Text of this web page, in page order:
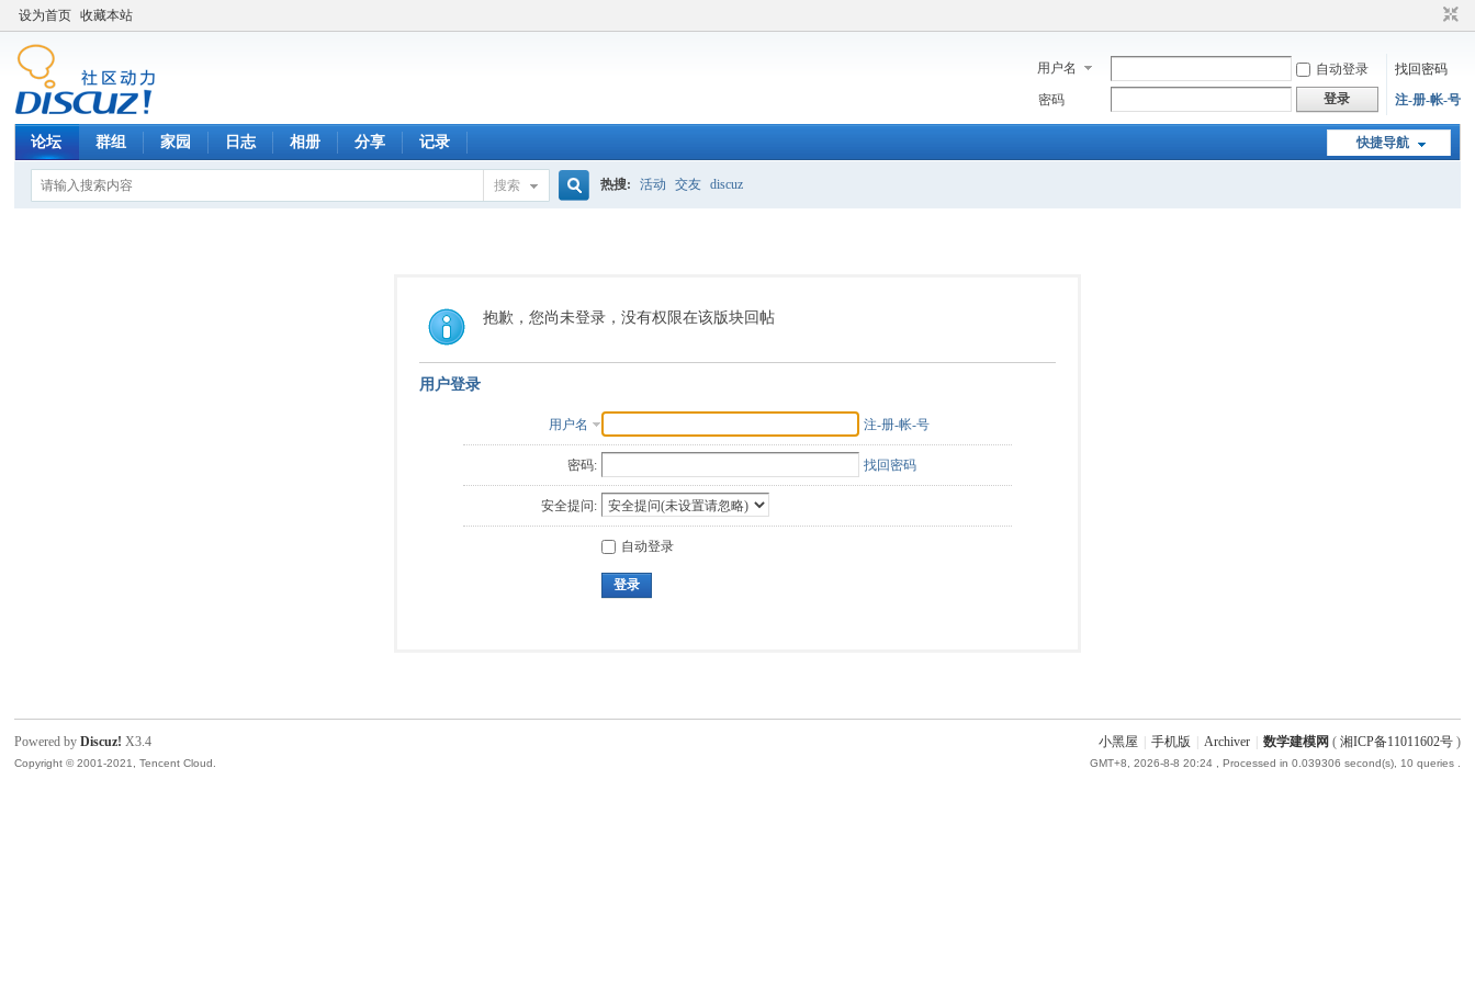
设为首页 收藏本站
用户名 自动登录
找回密码
密码
登录 注-册-帐-号
快捷导航
论坛 群组 家园 日志 相册 分享 记录
搜索
索
热搜: 活动 交友 discuz
抱歉，您尚未登录，没有权限在该版块回帖
用户登录
用户名 注-册-帐-号
密码: 找回密码
安全提问:
自动登录
登录
小黑屋 手机版 Archiver 数学建模网 ( 湘ICP备11011602号)
GMT+8, 2026-8-8 20:24, Processed in 0.039306 second(s), 10 queries .
Powered byDiscuz! X3.4
Copyright © 2001-2021, Tencent Cloud.